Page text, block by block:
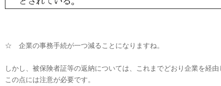
☆ 企業の事務手続が一つ減ることになりますね。
しかし、被保険者証等の返納については、これまでどおり企業を経
この点には注意が必要です。